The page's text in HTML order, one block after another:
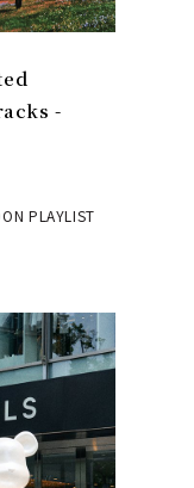
-
PLAYLIST